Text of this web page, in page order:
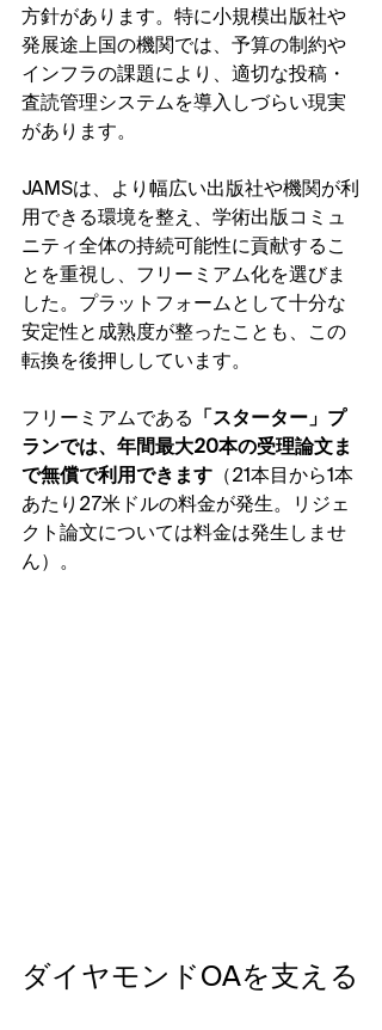
方針があります。特に小規模出版社や
発展途上国の機関では、予算の制約や
インフラの課題により、適切な投稿・
査読管理システムを導入しづらい現実
があります。
JAMSは、より幅広い出版社や機関が利
用できる環境を整え、学術出版コミュ
ニティ全体の持続可能性に貢献するこ
とを重視し、フリーミアム化を選びま
した。プラットフォームとして十分な
安定性と成熟度が整ったことも、この
転換を後押ししています。
フリーミアムである
「スターター」プ
ランでは、年間最大20本の受理論文ま
で無償で利用できます （21本目から1本
あたり27米ドルの料金が発生。リジェ
クト論文については料金は発生しませ
ん）。
ダイヤモンドOAを支える